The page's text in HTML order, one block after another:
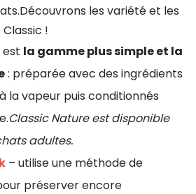
les variété et les
!
est la gamme plus simple et la
: préparée avec des ingrédients
la vapeur puis conditionnés
Classic Nature est disponible
adultes.
– utilise une méthode de
préserver encore